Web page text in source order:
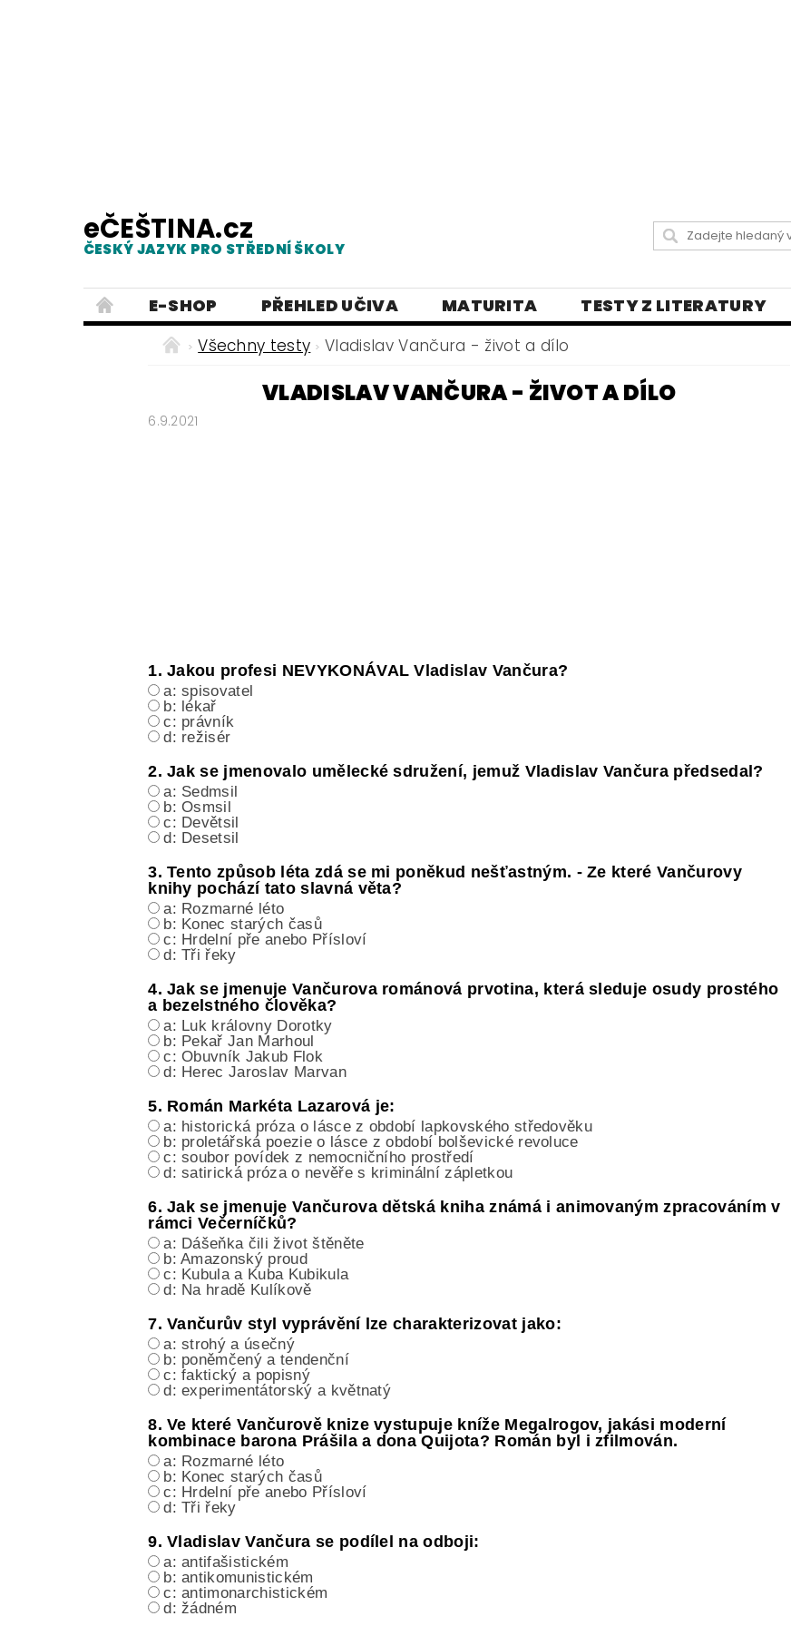
eČEŠTINA.cz
ČESKÝ JAZYK PRO STŘEDNÍ ŠKOLY
E-SHOP PŘEHLED UČIVA MATURITA TESTY Z LITERATURY
TESTY Z MLUVNICE
PRACOVNÍ LISTY
DIKTÁTY A PRAVOPISNÁ CVIČENÍ
ČESKÝ JAZYK PRO ZÁKLADNÍ ŠKOLY
ČEŠTINA PRO UKRAJINCE
Všechny testy Vladislav Vančura - život a dílo
VLADISLAV VANČURA - ŽIVOT A DÍLO
6.9.2021
1. Jakou profesi NEVYKONÁVAL Vladislav Vančura?
a: spisovatel
b: lékař
c: právník
d: režisér
2. Jak se jmenovalo umělecké sdružení, jemuž Vladislav Vančura předsedal?
a: Sedmsil
b: Osmsil
c: Devětsil
d: Desetsil
3. Tento způsob léta zdá se mi poněkud nešťastným. - Ze které Vančurovy
knihy pochází tato slavná věta?
a: Rozmarné léto
b: Konec starých časů
c: Hrdelní pře anebo Přísloví
d: Tři řeky
4. Jak se jmenuje Vančurova románová prvotina, která sleduje osudy prostého
a bezelstného člověka?
a: Luk královny Dorotky
b: Pekař Jan Marhoul
c: Obuvník Jakub Flok
d: Herec Jaroslav Marvan
5. Román Markéta Lazarová je:
a: historická próza o lásce z období lapkovského středověku
b: proletářská poezie o lásce z období bolševické revoluce
c: soubor povídek z nemocničního prostředí
d: satirická próza o nevěře s kriminální zápletkou
6. Jak se jmenuje Vančurova dětská kniha známá i animovaným zpracováním v
rámci Večerníčků?
a: Dášeňka čili život štěněte
b: Amazonský proud
c: Kubula a Kuba Kubikula
d: Na hradě Kulíkově
7. Vančurův styl vyprávění lze charakterizovat jako:
a: strohý a úsečný
b: poněmčený a tendenční
c: faktický a popisný
d: experimentátorský a květnatý
8. Ve které Vančurově knize vystupuje kníže Megalrogov, jakási moderní
kombinace barona Prášila a dona Quijota? Román byl i zfilmován.
a: Rozmarné léto
b: Konec starých časů
c: Hrdelní pře anebo Přísloví
d: Tři řeky
9. Vladislav Vančura se podílel na odboji:
a: antifašistickém
b: antikomunistickém
c: antimonarchistickém
d: žádném